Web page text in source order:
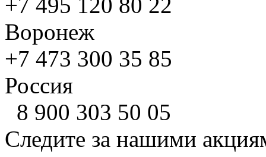
+7 495 120 80 22
Воронеж
+7 473 300 35 85
Россия
8 900 303 50 05
Следите за нашими